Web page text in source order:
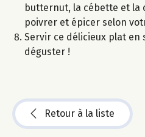
butternut, la cébette et la
poivrer et épicer selon
Servir ce délicieux plat en
déguster !
Retour à la liste